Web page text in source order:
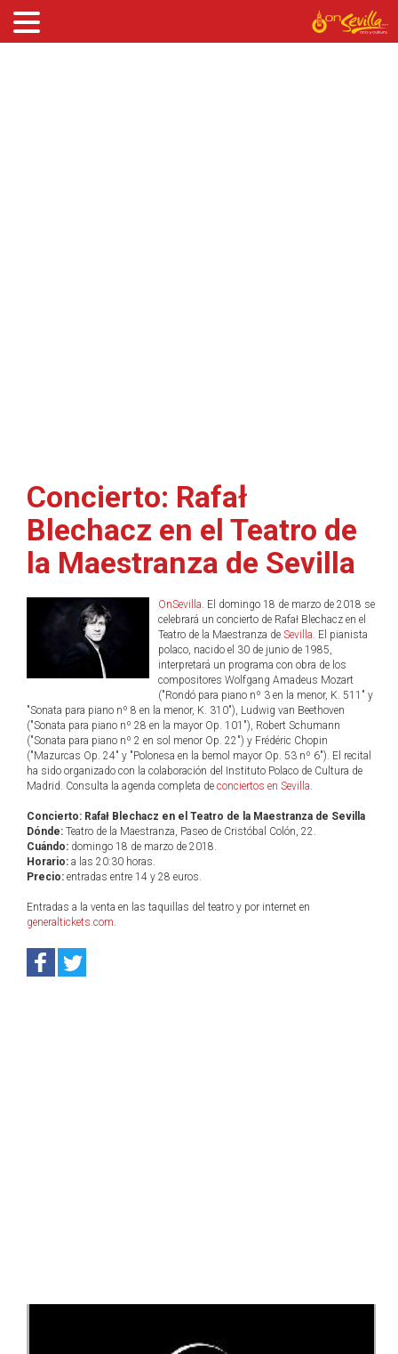
Concierto: Rafał
Blechacz en el Teatro de
la Maestranza de Sevilla
OnSevilla. El domingo 18 de marzo de 2018 se
celebrará un concierto de Rafał Blechacz en el
Teatro de la Maestranza de Sevilla. El pianista
polaco, nacido el 30 de junio de 1985,
interpretará un programa con obra de los
compositores Wolfgang Amadeus Mozart
("Rondó para piano nº 3 en la menor, K. 511" y
"Sonata para piano nº 8 en la menor, K. 310"), Ludwig van Beethoven
("Sonata para piano nº 28 en la mayor Op. 101"), Robert Schumann
("Sonata para piano nº 2 en sol menor Op. 22") y Frédéric Chopin
("Mazurcas Op. 24" y "Polonesa en la bemol mayor Op. 53 nº 6"). El recital
ha sido organizado con la colaboración del Instituto Polaco de Cultura de
Madrid. Consulta la agenda completa de conciertos en Sevilla.
Concierto: Rafał Blechacz en el Teatro de la Maestranza de Sevilla
Dónde: Teatro de la Maestranza, Paseo de Cristóbal Colón, 22.
Cuándo: domingo 18 de marzo de 2018.
Horario: a las 20:30 horas.
Precio: entradas entre 14 y 28 euros.
Entradas a la venta en las taquillas del teatro y por internet en
generaltickets.com.